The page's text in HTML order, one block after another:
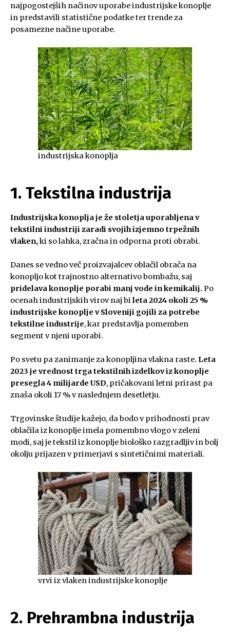
najpogostejših načinov uporabe industrijske konoplje
in predstavili statistične podatke ter trende za
posamezne načine uporabe.
industrijska konoplja
1. Tekstilna industrija
Industrijska konoplja je že stoletja uporabljena v
tekstilni industriji zaradi svojih izjemno trpežnih
vlaken,ki so lahka, zračna in odporna proti obrabi.
Danes se vedno več proizvajalcev oblačil obrača na
konopljo kot trajnostno alternativo bombažu, saj
pridelava konoplje porabi manj vode in kemikalij.Po
ocenah industrijskih virov naj bileta 2024 okoli 25 %
industrijske konoplje v Sloveniji gojili za potrebe
tekstilne industrije, kar predstavlja pomemben
segment v njeni uporabi.
Po svetu pa zanimanje za konopljina vlakna raste. Leta
2023 je vrednost trga tekstilnih izdelkov iz konoplje
presegla 4 milijarde USD, pričakovani letni prirast pa
znaša okoli 17 % v naslednjem desetletju.
Trgovinske študije kažejo, da bodo v prihodnosti prav
oblačila iz konoplje imela pomembno vlogo v zeleni
modi, saj je tekstil iz konoplje biološko razgradljiv in bolj
okolju prijazen v primerjavi s sintetičnimi materiali.
vrvi iz vlaken industrijske konoplje
2. Prehrambna industrija